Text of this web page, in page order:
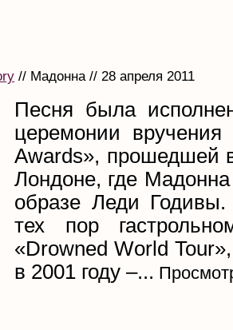
// Мадонна // 28 апреля 2011
Песня была
церемонии вручения
Awards», прошедшей
Лондоне, где
образе Леди
тех пор
«Drowned World
в 2001 году –...